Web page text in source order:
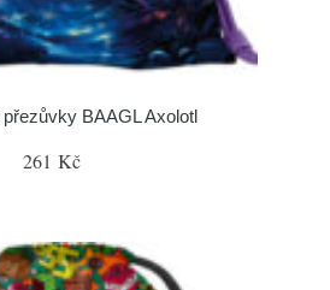
BAAGL Axolotl
261 Kč